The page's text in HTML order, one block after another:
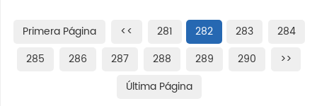
Primera Página << 281 282 283
284
285
286 287 288 289 290
>>
Última Página